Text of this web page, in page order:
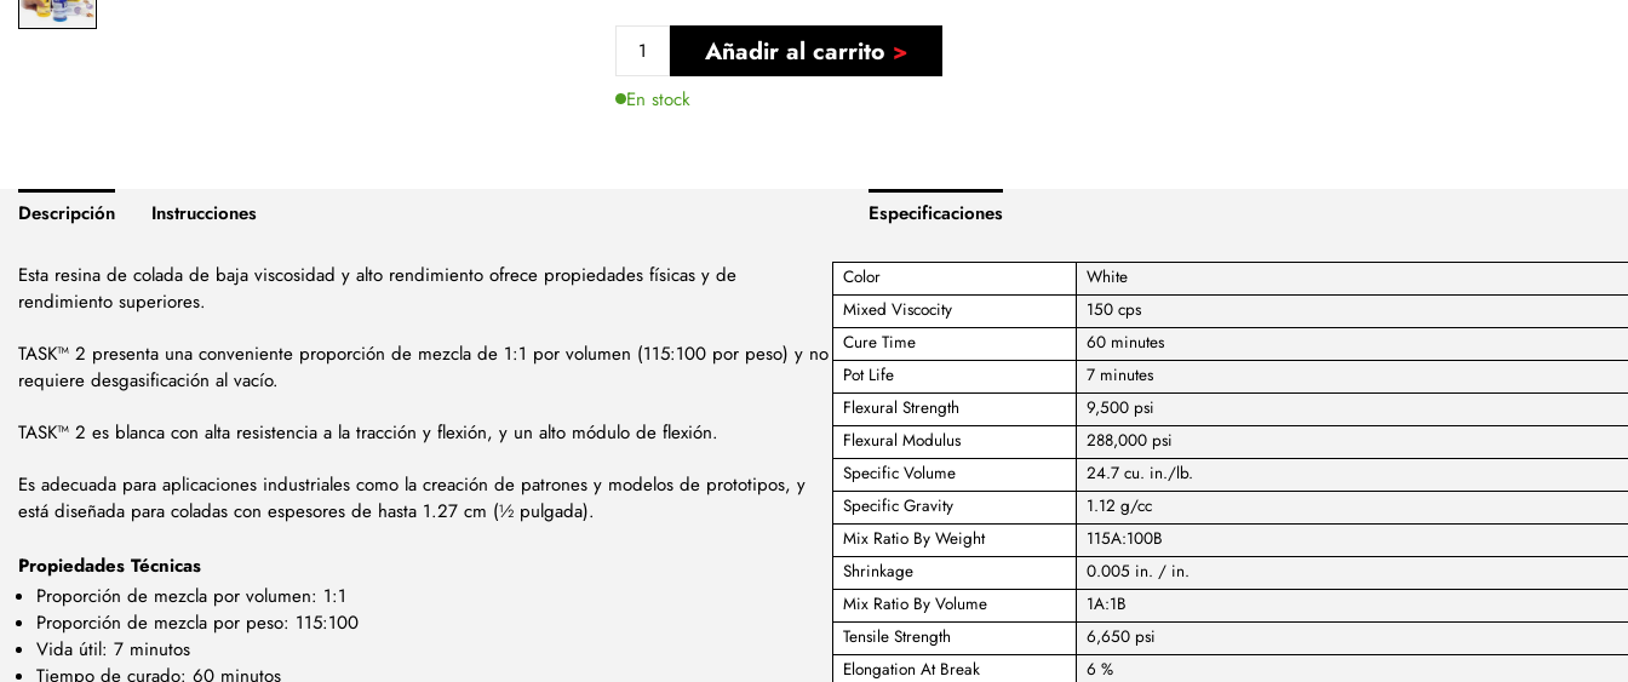
Añadir al carrito
En stock
Descripción Instrucciones Especificaciones
Esta resina de colada de baja viscosidad y alto rendimiento ofrece propiedades físicas y de
rendimiento superiores.
TASK™ 2 presenta una conveniente proporción de mezcla de 1:1 por volumen (115:100 por peso) y no
requiere desgasificación al vacío.
TASK™ 2 es blanca con alta resistencia a la tracción y flexión, y un alto módulo de flexión.
Es adecuada para aplicaciones industriales como la creación de patrones y modelos de prototipos, y
está diseñada para coladas con espesores de hasta 1.27 cm (½ pulgada).
Propiedades Técnicas
Proporción de mezcla por volumen: 1:1
Proporción de mezcla por peso: 115:100
Vida útil: 7 minutos
Tiempo de curado: 60 minutos
Color
White
Mixed Viscocity
150 cps
Cure Time
60 minutes
Pot Life
7 minutes
Flexural Strength
9,500 psi
Flexural Modulus
288,000 psi
Specific Volume
24.7 cu. in./lb.
Specific Gravity
1.12 g/cc
Mix Ratio By Weight
115A:100B
Shrinkage
0.005 in. / in.
Mix Ratio By Volume
1A:1B
Tensile Strength
6,650 psi
Elongation At Break
6 %